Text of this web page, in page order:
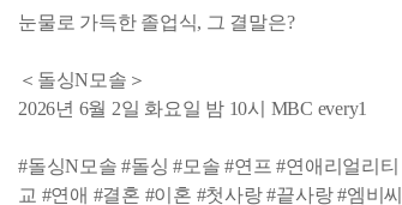
눈물로 가득한 졸업식, 그 결말은?
＜돌싱N모솔＞
2026년 6월 2일 화요일 밤 10시 MBC every1
#돌싱N모솔 #돌싱 #모솔 #연프 #연애리얼리
교 #연애 #결혼 #이혼 #첫사랑 #끝사랑 #엠비